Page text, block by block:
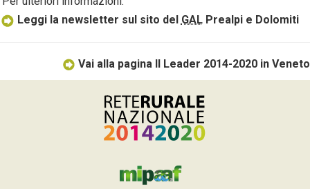
Leggi la newsletter sul sito del GALPrealpi e Dolomiti
Vai alla pagina Il Leader 2014-2020 in Veneto